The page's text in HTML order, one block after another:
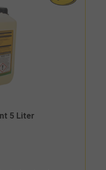
5 Liter